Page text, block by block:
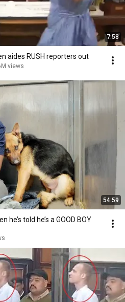
7:58
aides RUSH reporters out
views
54:59
he’s told he’s a GOOD BOY